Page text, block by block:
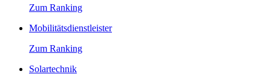
Zum Ranking
Mobilitätsdienstleister
Zum Ranking
Solartechnik